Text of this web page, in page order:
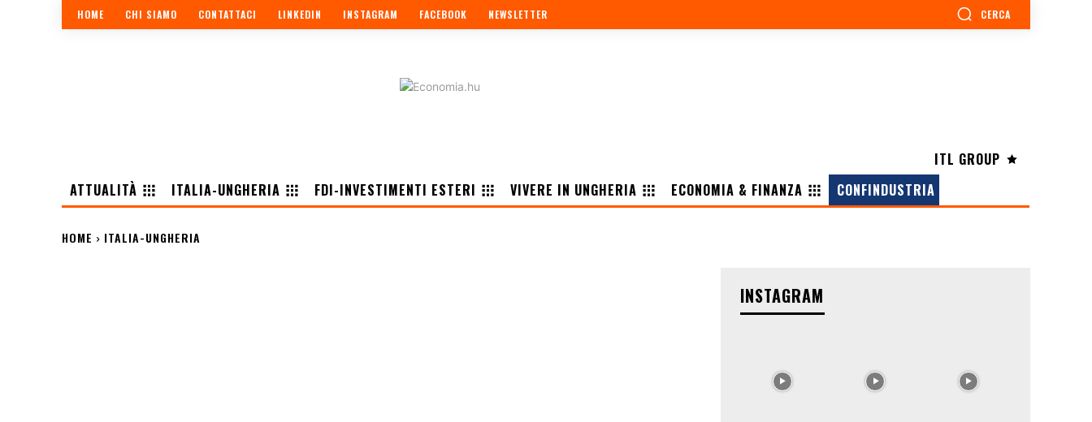
HOME CHI SIAMO CONTATTACI LINKEDIN INSTAGRAM FACEBOOK NEWSLETTER CERCA
ITL GROUP
ATTUALITÀ
ITALIA-UNGHERIA FDI-INVESTIMENTI ESTERI VIVERE IN UNGHERIA ECONOMIA & FINANZA CONFINDUSTRIA
HOME ITALIA-UNGHERIA
INSTAGRAM